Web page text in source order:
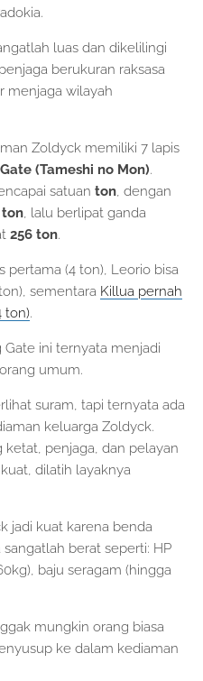
luas dan dikelilingi
berukuran raksasa
menjaga wilayah
Zoldyck memiliki 7 lapis
(Tameshi no Mon).
satuan ton, dengan
, lalu berlipat ganda
256 ton.
pertama (4 ton), Leorio bisa
sementara Killua pernah
ton).
Gate ini ternyata menjadi
umum.
suram, tapi ternyata ada
keluarga Zoldyck.
penjaga, dan pelayan
dilatih layaknya
jadi kuat karena benda
berat seperti: HP
baju seragam (hingga
mungkin orang biasa
ke dalam kediaman